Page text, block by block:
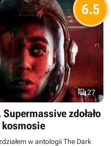
27
6.5
zdołało
w antologii The Dark